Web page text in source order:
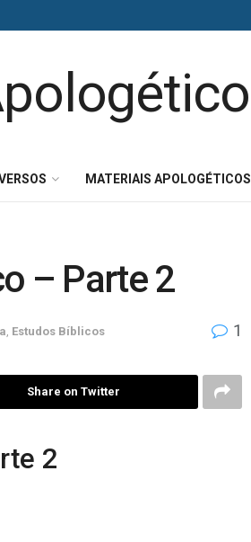
MATERIAIS APOLOGÉTICOS
– Parte 2
Estudos Bíblicos 1
Share on Twitter
2